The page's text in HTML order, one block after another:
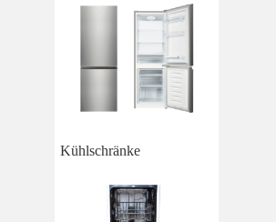
Kühlschränke